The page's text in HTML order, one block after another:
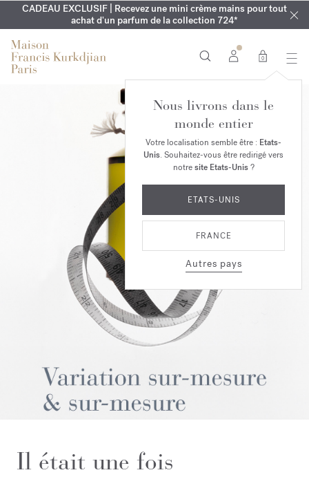
EXCLUSIF | Découvrez le nouveau parfum OUDvelvet mood
dans votre commande*
CADEAU EXCLUSIF | Recevez une mini crème mains pour tout
achat d'un parfum de la collection 724*
GRAVURE OFFERTE | Sur la collection AquaCologne forte
jusqu'au 16 août
LE VESTIAIRE DE L'ÉTÉ | Découvrez votre parfum signature
0
Nous livrons dans le
monde entier
Votre localisation semble être : Etats-
Unis. Souhaitez-vous être redirigé vers
notresite Etats-Unis?
ETATS-UNIS
FRANCE
Autres pays
Il était une fois